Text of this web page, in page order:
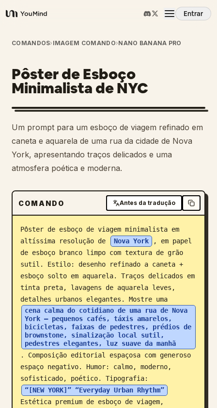
YouMind
Entrar
Visão Geral
Casos de Uso
Habilidades
Prompts
Preços
Baixar
Blog
Atualizações
COMANDOS› IMAGEM COMANDO›NANO BANANA PRO
Pôster de Esboço
Minimalista de NYC
Um prompt para um esboço de viagem refinado em
caneta e aquarela de uma rua da cidade de Nova
York, apresentando traços delicados e uma
atmosfera poética e moderna.
COMANDO Antes da tradução
Pôster de esboço de viagem minimalista em
altíssima resolução de
Nova York
, em papel
de esboço branco limpo com textura de grão
sutil. Estilo: desenho refinado a caneta +
esboço solto em aquarela. Traços delicados em
tinta preta, lavagens de aquarela leves,
detalhes urbanos elegantes. Mostre uma
cena calma do cotidiano de uma rua de Nova
York — pequenos cafés, táxis amarelos,
bicicletas, faixas de pedestres, prédios de
brownstone, sinalização local sutil,
pedestres elegantes, luz suave da manhã
. Composição editorial espaçosa com generoso
espaço negativo. Humor: calmo, moderno,
sofisticado, poético. Tipografia:
“[NEW YORK]” “Everyday Urban Rhythm”
Estética premium de esboço de viagem,